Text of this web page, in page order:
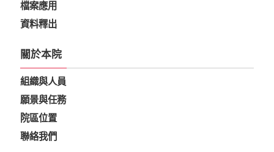
檔案應用
資料釋出
關於本院
組織與人員
願景與任務
院區位置
聯絡我們